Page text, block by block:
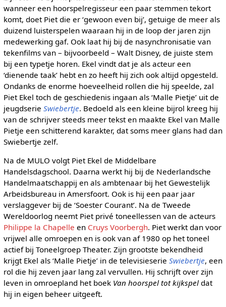
wanneer een hoorspelregisseur een paar stemmen tekort
komt, doet Piet die er ‘gewoon even bij’, getuige de meer als
duizend luisterspelen waaraan hij in de loop der jaren zijn
medewerking gaf. Ook laat hij bij de nasynchronisatie van
tekenfilms van – bijvoorbeeld – Walt Disney, de juiste stem
bij een typetje horen. Ekel vindt dat je als acteur een
‘dienende taak’ hebt en zo heeft hij zich ook altijd opgesteld.
Ondanks de enorme hoeveelheid rollen die hij speelde, zal
Piet Ekel toch de geschiedenis ingaan als ‘Malle Pietje’ uit de
jeugdserie Swiebertje. Bedoeld als een kleine bijrol kreeg hij
van de schrijver steeds meer tekst en maakte Ekel van Malle
Pietje een schitterend karakter, dat soms meer glans had dan
Swiebertje zelf.
Na de MULO volgt Piet Ekel de Middelbare
Handelsdagschool. Daarna werkt hij bij de Nederlandsche
Handelmaatschappij en als ambtenaar bij het Gewestelijk
Arbeidsbureau in Amersfoort. Ook is hij een paar jaar
verslaggever bij de ‘Soester Courant’. Na de Tweede
Wereldoorlog neemt Piet privé toneellessen van de acteurs
Philippe la Chapelle en Cruys Voorbergh. Piet werkt dan voor
vrijwel alle omroepen en is ook van af 1980 op het toneel
actief bij Toneelgroep Theater. Zijn grootste bekendheid
krijgt Ekel als ‘Malle Pietje’ in de televisieserie Swiebertje, een
rol die hij zeven jaar lang zal vervullen. Hij schrijft over zijn
leven in omroepland het boek Van hoorspel tot kijkspeldat
hij in eigen beheer uitgeeft.